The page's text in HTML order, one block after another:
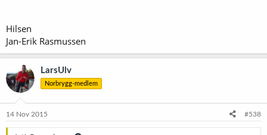
Hilsen
Jan-Erik Rasmussen
LarsUlv
Norbrygg-medlem
14 Nov 2015 #538